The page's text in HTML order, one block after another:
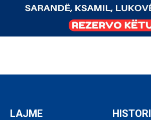
LAJME HISTORI